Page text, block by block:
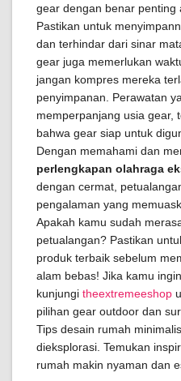
gear dengan benar penting
Pastikan untuk
dan terhindar dari sinar
gear juga memerlukan
jangan kompres mereka
penyimpanan. Perawatan
memperpanjang usia gear,
bahwa gear siap untuk
Dengan memahami dan
perlengkapan olahraga
dengan cermat,
pengalaman yang
Apakah kamu sudah
petualangan? Pastikan
produk terbaik sebelum
alam bebas! Jika kamu
kunjungi theextremeeshop
pilihan gear outdoor dan
Tips desain rumah
dieksplorasi. Temukan
rumah makin nyaman dan